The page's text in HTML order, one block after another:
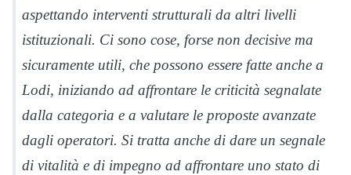
aspettando interventi strutturali da altri livelli
istituzionali. Ci sono cose, forse non decisive ma
sicuramente utili, che possono essere fatte anche a
Lodi, iniziando ad affrontare le criticità segnalate
dalla categoria e a valutare le proposte avanzate
dagli operatori. Si tratta anche di dare un segnale
di vitalità e di impegno ad affrontare uno stato di